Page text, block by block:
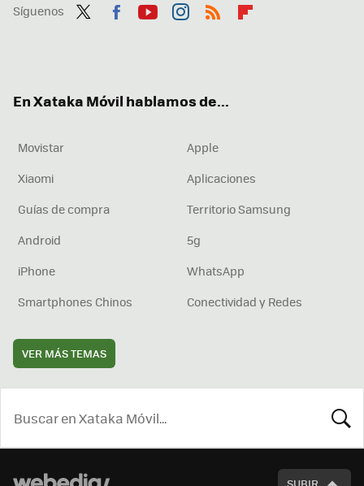
Síguenos
En Xataka Móvil hablamos de...
Movistar
Apple
Xiaomi
Aplicaciones
Guías de compra
Territorio Samsung
Android
5g
iPhone
WhatsApp
Smartphones Chinos
Conectividad y Redes
VER MÁS TEMAS